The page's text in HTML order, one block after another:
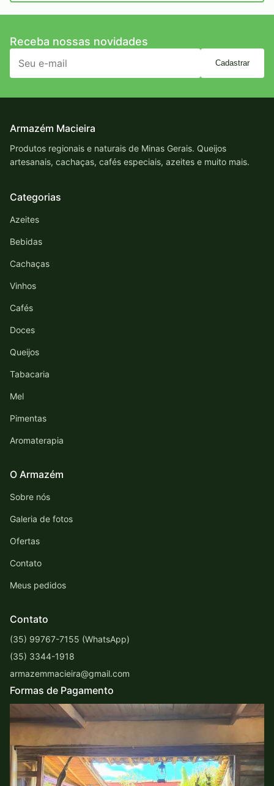
Receba nossas novidades
Cadastrar
Armazém Macieira
Produtos regionais e naturais de Minas Gerais. Queijos
artesanais, cachaças, cafés especiais, azeites e muito mais.
Categorias
Azeites
Bebidas
Cachaças
Vinhos
Cafés
Doces
Queijos
Tabacaria
Mel
Pimentas
Aromaterapia
O Armazém
Sobre nós
Galeria de fotos
Ofertas
Contato
Meus pedidos
Contato
(35) 99767-7155 (WhatsApp)
(35) 3344-1918
armazemmacieira@gmail.com
Formas de Pagamento